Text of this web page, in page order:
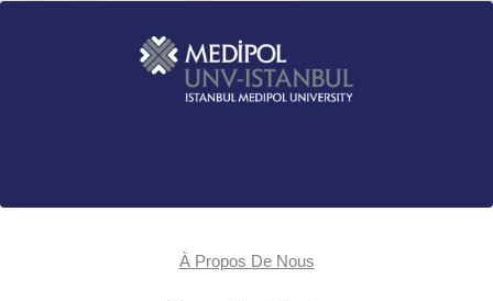
À Propos De Nous